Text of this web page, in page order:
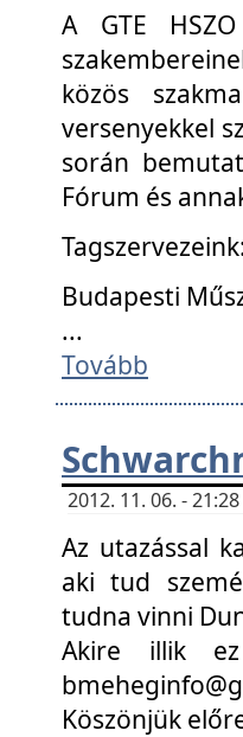
A GTE
közös
versenyekkel
során
Fórum és
Budapesti
...
Tovább
2012. 11. 06. -
Az utazással
aki tud
tudna vinni
Akire illik
Köszönjük